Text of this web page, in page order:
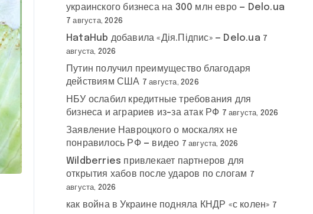
украинского бизнеса на 300 млн евро — Delo.ua
7 августа, 2026
HataHub добавила «Дія.Підпис» — Delo.ua 7
августа, 2026
Путин получил преимущество благодаря
действиям США 7 августа, 2026
НБУ ослабил кредитные требования для
бизнеса и аграриев из-за атак РФ 7 августа, 2026
Заявление Навроцкого о москалях не
понравилось РФ — видео 7 августа, 2026
Wildberries привлекает партнеров для
открытия хабов после ударов по слогам 7
августа, 2026
как война в Украине подняла КНДР «с колен» 7